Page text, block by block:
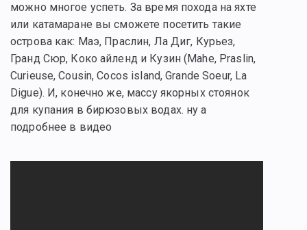
можно многое успеть. За время похода на яхте
или катамаране вы сможете посетить такие
острова как: Маэ, Праслин, Ла Диг, Курьез,
Гранд Сюр, Коко айленд и Кузин (Mahe, Praslin,
Curieuse, Cousin, Cocos island, Grande Soeur, La
Digue). И, конечно же, массу якорных стоянок
для купания в бирюзовых водах. ну а
подробнее в видео